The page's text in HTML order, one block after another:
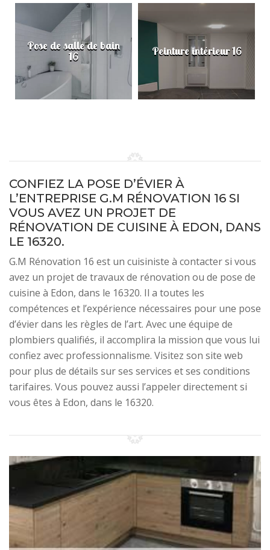
Pose de salle de bain
16 Peinture intérieur 16
CONFIEZ LA POSE D’ÉVIER À
L’ENTREPRISE G.M RÉNOVATION 16 SI
VOUS AVEZ UN PROJET DE
RÉNOVATION DE CUISINE À EDON, DANS
LE 16320.
G.M Rénovation 16 est un cuisiniste à contacter si vous
avez un projet de travaux de rénovation ou de pose de
cuisine à Edon, dans le 16320. Il a toutes les
compétences et l’expérience nécessaires pour une pose
d’évier dans les règles de l’art. Avec une équipe de
plombiers qualifiés, il accomplira la mission que vous lui
confiez avec professionnalisme. Visitez son site web
pour plus de détails sur ses services et ses conditions
tarifaires. Vous pouvez aussi l’appeler directement si
vous êtes à Edon, dans le 16320.